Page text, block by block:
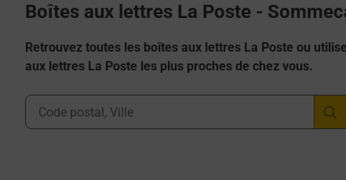
Boîtes aux lettres La Poste -
Retrouvez toutes les boîtes aux lettres La Poste ou
aux lettres La Poste les plus proches de chez vous.
Ville, Département, Code Postal